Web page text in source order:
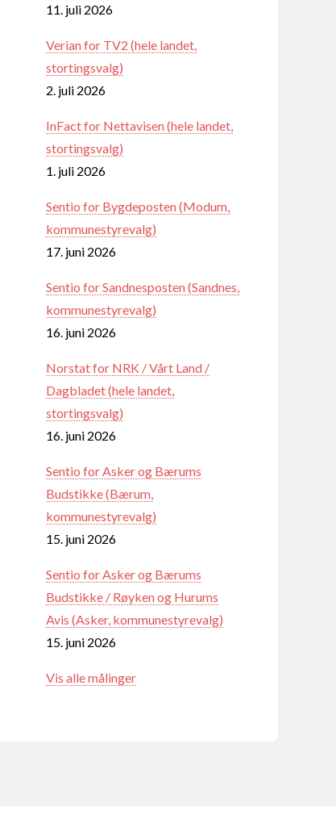
11. juli 2026
Verian for TV2 (hele landet,
stortingsvalg)
2. juli 2026
InFact for Nettavisen (hele landet,
stortingsvalg)
1. juli 2026
Sentio for Bygdeposten (Modum,
kommunestyrevalg)
17. juni 2026
Sentio for Sandnesposten (Sandnes,
kommunestyrevalg)
16. juni 2026
Norstat for NRK / Vårt Land /
Dagbladet (hele landet,
stortingsvalg)
16. juni 2026
Sentio for Asker og Bærums
Budstikke (Bærum,
kommunestyrevalg)
15. juni 2026
Sentio for Asker og Bærums
Budstikke / Røyken og Hurums
Avis (Asker, kommunestyrevalg)
15. juni 2026
Vis alle målinger